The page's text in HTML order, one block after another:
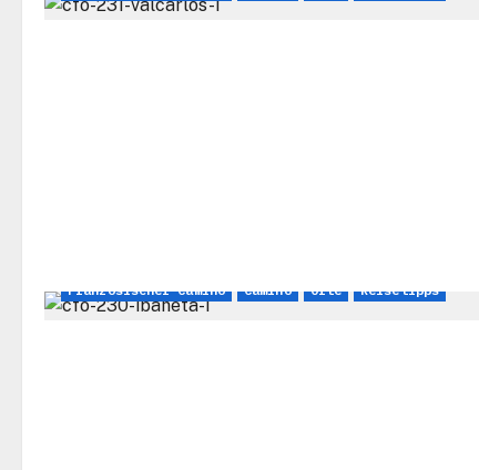
Französischer Camino Camino Orte Reisetipps